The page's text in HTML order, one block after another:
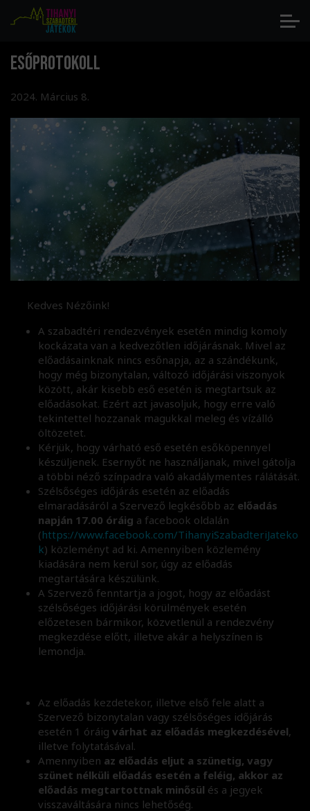
Esőprotokoll
2024. Március 8.
Kedves Nézőink!
A szabadtéri rendezvények esetén mindig komoly
kockázata van a kedvezőtlen időjárásnak. Mivel az
előadásainknak nincs esőnapja, az a szándékunk,
hogy még bizonytalan, változó időjárási viszonyok
között, akár kisebb eső esetén is megtartsuk az
előadásokat. Ezért azt javasoljuk, hogy erre való
tekintettel hozzanak magukkal meleg és vízálló
öltözetet.
Kérjük, hogy várható eső esetén esőköpennyel
készüljenek. Esernyőt ne használjanak, mivel gátolja
a többi néző színpadra való akadálymentes rálátását.
Szélsőséges időjárás esetén az előadás
elmaradásáról a Szervező legkésőbb az előadás
napján 17.00 óráig a facebook oldalán
(https://www.facebook.com/TihanyiSzabadteriJateko
k) közleményt ad ki. Amennyiben közlemény
kiadására nem kerül sor, úgy az előadás
megtartására készülünk.
A Szervező fenntartja a jogot, hogy az előadást
szélsőséges időjárási körülmények esetén
előzetesen bármikor, közvetlenül a rendezvény
megkezdése előtt, illetve akár a helyszínen is
lemondja.
Az előadás kezdetekor, illetve első fele alatt a
Szervező bizonytalan vagy szélsőséges időjárás
esetén 1 óráig várhat az előadás megkezdésével,
illetve folytatásával.
Amennyiben az előadás eljut a szünetig, vagy
szünet nélküli előadás esetén a feléig, akkor az
előadás megtartottnak minősül és a jegyek
visszaváltására nincs lehetőség.